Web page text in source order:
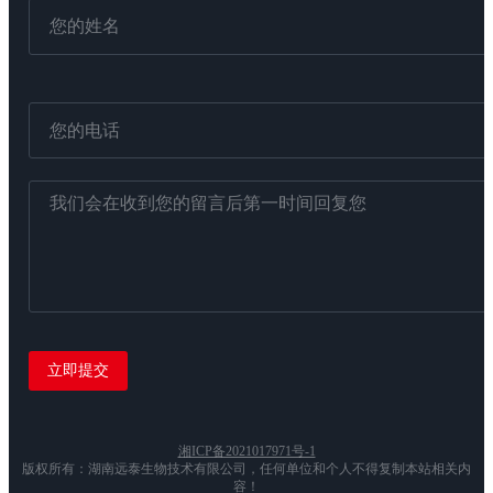
湘ICP备2021017971号-1
版权所有：湖南远泰生物技术有限公司，任何单位和个人不得复制本站相关内
容！